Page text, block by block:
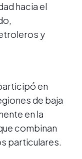
hacia el
y
en
de baja
en la
combinan
particulares.